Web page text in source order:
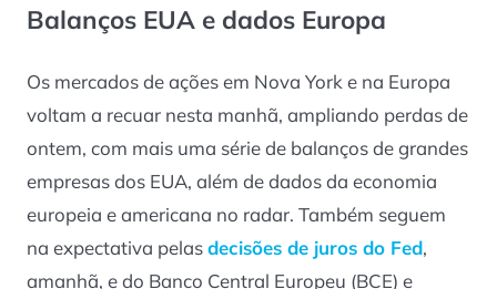
Balanços EUA e dados Europa
Os mercados de ações em Nova York e na Europa
voltam a recuar nesta manhã, ampliando perdas de
ontem, com mais uma série de balanços de grandes
empresas dos EUA, além de dados da economia
europeia e americana no radar. Também seguem
na expectativa pelasdecisões de juros do Fed,
amanhã, e do Banco Central Europeu (BCE) e